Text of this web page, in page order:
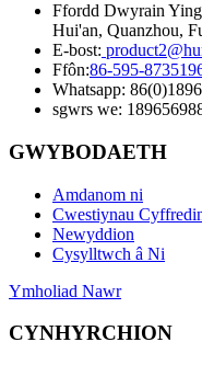
Ffordd Dwyrain
Hui'an, Quanzhou,
E-bost:
Ffôn:86-595-
Whatsapp:
sgwrs we:
GWYBODAETH
Amdanom ni
Cwestiynau
Newyddion
Cysylltwch â Ni
Ymholiad Nawr
CYNHYRCHION